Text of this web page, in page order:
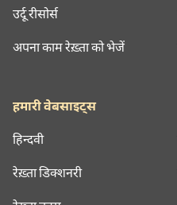
उर्दू रीसोर्स
अपना काम रेख़्ता को भेजें
हमारी वेबसाइट्स
हिन्दवी
रेख़्ता डिक्शनरी